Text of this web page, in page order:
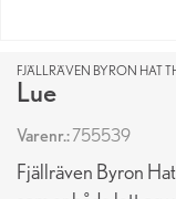
FJÄLLRÄVEN BYRON HAT
Lue
Varenr.:755539
Fjällräven Byron